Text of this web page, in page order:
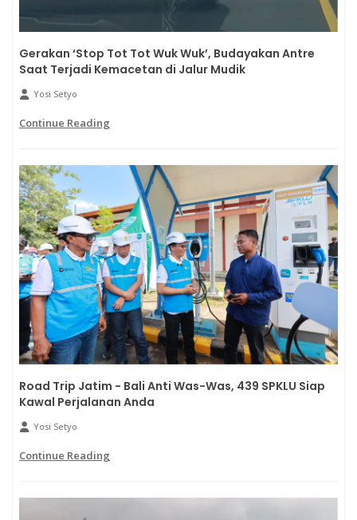
Gerakan ‘Stop Tot Tot Wuk Wuk’, Budayakan Antre
Saat Terjadi Kemacetan di Jalur Mudik
Yosi Setyo
Continue Reading
Road Trip Jatim - Bali Anti Was-Was, 439 SPKLU Siap
Kawal Perjalanan Anda
Yosi Setyo
Continue Reading